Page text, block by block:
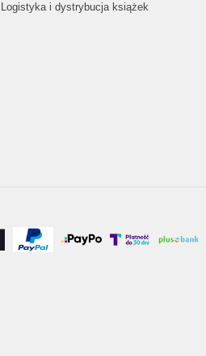
Logistyka i dystrybucja książek